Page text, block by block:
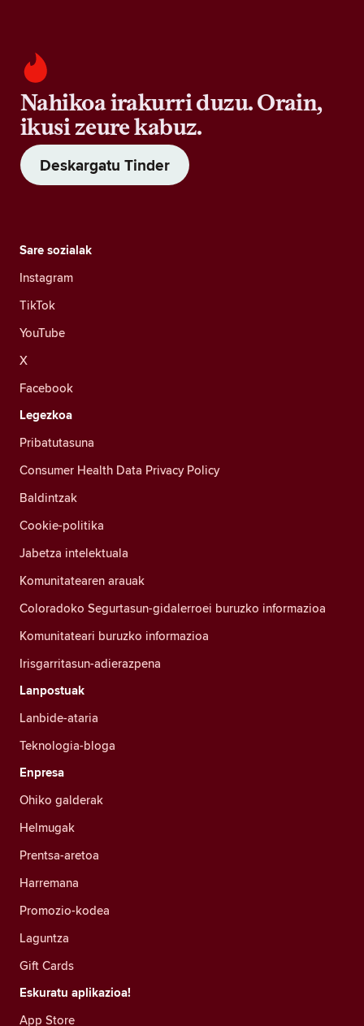
Nahikoa irakurri duzu. Orain,
ikusi zeure kabuz.
Deskargatu Tinder
Sare sozialak
Instagram
TikTok
YouTube
X
Facebook
Legezkoa
Pribatutasuna
Consumer Health Data Privacy Policy
Baldintzak
Cookie-politika
Jabetza intelektuala
Komunitatearen arauak
Coloradoko Segurtasun-gidalerroei buruzko informazioa
Komunitateari buruzko informazioa
Irisgarritasun-adierazpena
Lanpostuak
Lanbide-ataria
Teknologia-bloga
Enpresa
Ohiko galderak
Helmugak
Prentsa-aretoa
Harremana
Promozio-kodea
Laguntza
Gift Cards
Eskuratu aplikazioa!
App Store